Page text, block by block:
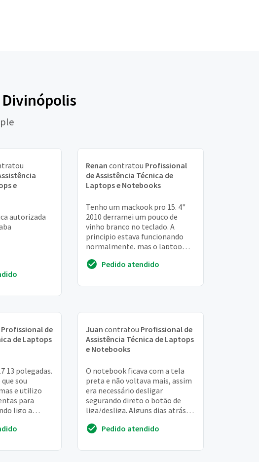
e
autorizada
Renan contratou Profissional
de Assistência Técnica de
Laptops e Notebooks
Tenho um mackook pro 15. 4"
2010 derramei um pouco de
vinho branco no teclado. A
principio estava funcionando
normalmente, mas o laptop
Consigo ligar novamente po...
Pedido atendido
Profissional de
de Laptops
13 polegadas.
sou
e utilizo
para
ligo a
Juan contratou Profissional de
Assistência Técnica de Laptops
e Notebooks
O notebook ficava com a tela
preta e não voltava mais, assim
era necessário desligar
segurando direto o botão de
liga/desliga. Alguns dias atrás
sinal de 3...
Pedido atendido